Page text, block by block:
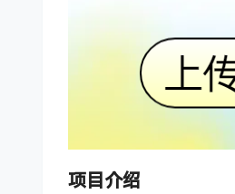
项目介绍